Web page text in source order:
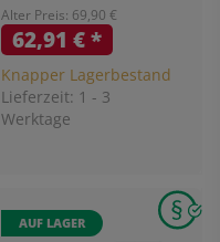
Alter Preis: 69,90 €
62,91 €*
Knapper Lagerbestand
Lieferzeit: 1 - 3
Werktage
AUF LAGER